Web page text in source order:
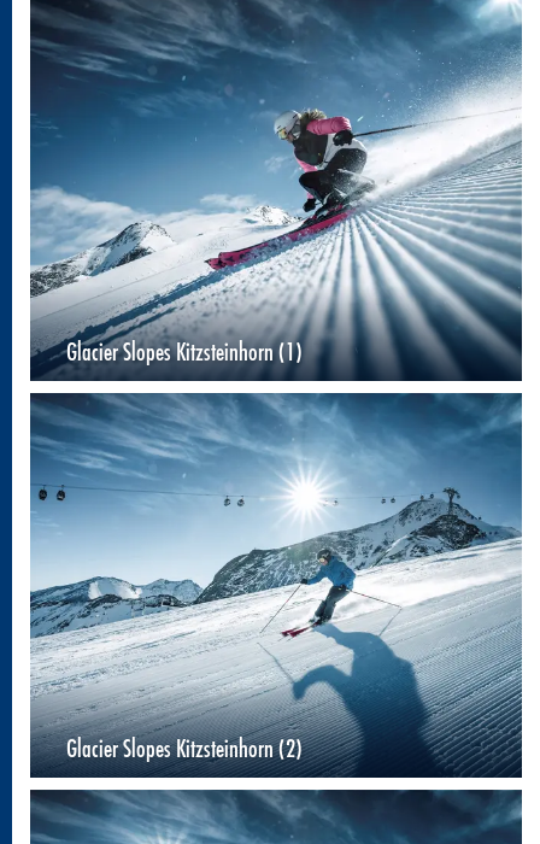
Glacier Slopes Kitzsteinhorn (1)
Glacier Slopes Kitzsteinhorn (2)